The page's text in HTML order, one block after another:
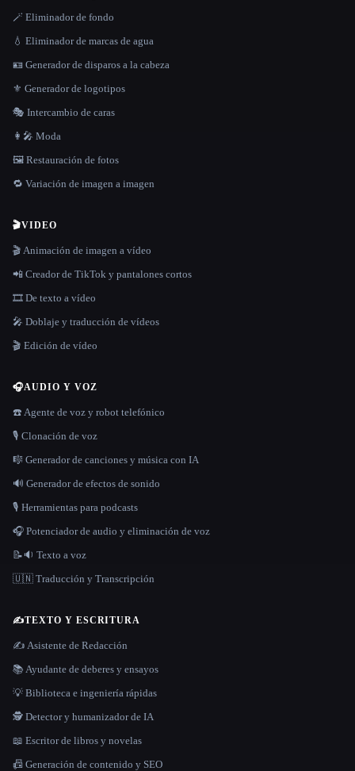
🪄 Eliminador de fondo
💧 Eliminador de marcas de agua
🪪 Generador de disparos a la cabeza
⚜️ Generador de logotipos
🎭 Intercambio de caras
👩‍🎤 Moda
🖼️ Restauración de fotos
🔁 Variación de imagen a imagen
🎬VIDEO
🎬 Animación de imagen a vídeo
📲 Creador de TikTok y pantalones cortos
🎞️ De texto a vídeo
🎤 Doblaje y traducción de vídeos
🎬 Edición de vídeo
🎧AUDIO Y VOZ
☎️ Agente de voz y robot telefónico
🎙️ Clonación de voz
🎼 Generador de canciones y música con IA
🔊 Generador de efectos de sonido
🎙️ Herramientas para podcasts
🎧 Potenciador de audio y eliminación de voz
📝🔉 Texto a voz
🇺🇳 Traducción y Transcripción
✍️TEXTO Y ESCRITURA
✍️ Asistente de Redacción
📚 Ayudante de deberes y ensayos
💡 Biblioteca e ingeniería rápidas
🕵️ Detector y humanizador de IA
📖 Escritor de libros y novelas
📠 Generación de contenido y SEO